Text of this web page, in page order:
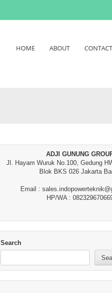
HOME ABOUT
ADJI GUNUNG
Jl. Hayam Wuruk No.100, Gedung
Blok BKS 026 Jakarta
Email :
HP/WA :
Search